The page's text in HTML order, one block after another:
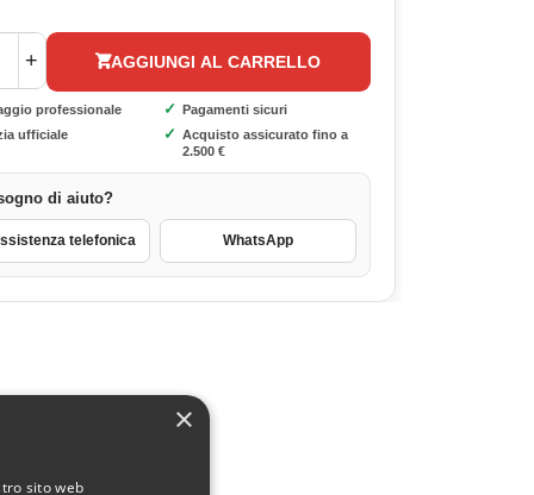
+ AGGIUNGI AL CARRELLO
professionale ✓ Pagamenti sicuri
ufficiale ✓ Acquisto assicurato fino a
2.500 €
di aiuto?
telefonica WhatsApp
×
sito web